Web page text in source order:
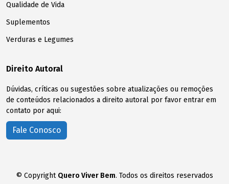
Qualidade de Vida
Suplementos
Verduras e Legumes
Direito Autoral
Dúvidas, críticas ou sugestões sobre atualizações ou remoções
de conteúdos relacionados a direito autoral por favor entrar em
contato por aqui:
Fale Conosco
© Copyright Quero Viver Bem. Todos os direitos reservados